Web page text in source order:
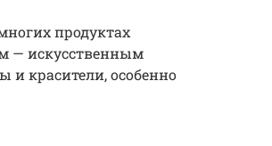
продуктах
— искусственным
красители, особенно